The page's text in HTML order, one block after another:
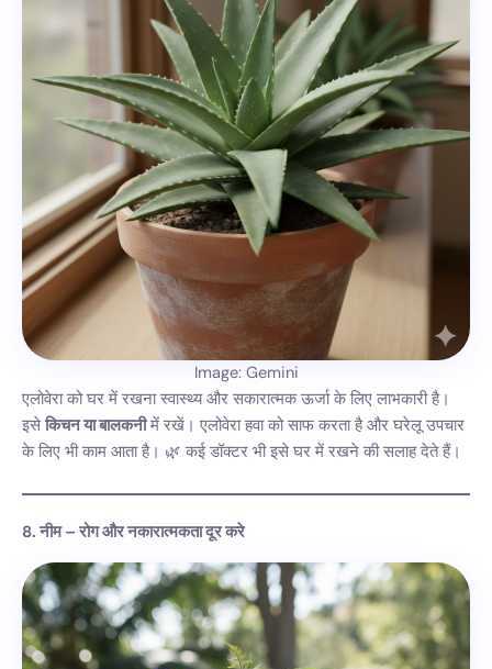
Image: Gemini
एलोवेरा को घर में रखना स्वास्थ्य और सकारात्मक ऊर्जा के लिए लाभकारी है।
इसे किचन या बालकनीमें रखें। एलोवेरा हवा को साफ करता है और घरेलू उपचार
के लिए भी काम आता है। 🌿 कई डॉक्टर भी इसे घर में रखने की सलाह देते हैं।
8. नीम – रोग और नकारात्मकता दूर करे